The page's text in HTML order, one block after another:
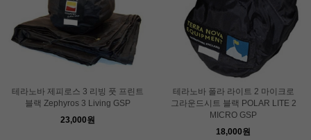
테라노바 제피로스 3 리빙 풋 프린트
블랙 Zephyros 3 Living GSP
23,000원
테라노바 폴라 라이트 2 마이크로
그라운드시트 블랙 POLAR LITE 2
MICRO GSP
18,000원